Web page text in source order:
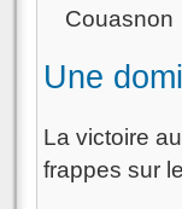
Couasnon
Une
La victoire
frappes sur